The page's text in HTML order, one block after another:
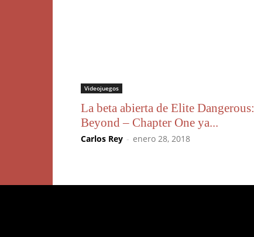
Videojuegos
La beta abierta de Elite Dangerous:
Beyond – Chapter One ya...
Carlos Rey - enero 28, 2018